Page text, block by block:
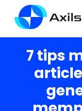
7 tips